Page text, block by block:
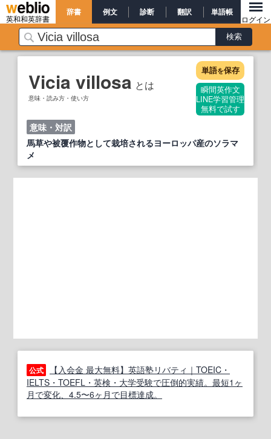
英和和英辞書
辞書 例文 診断 翻訳 単語帳
ログイン
Vicia villosa とは
意味・読み方・使い方
単語を保存
瞬間英作文
LINE学習管理
無料で試す
意味・対訳
馬草や被覆作物として栽培されるヨーロッパ産のソラマ
メ
公式
【入会金 最大無料】英語塾リバティ｜TOEIC・
IELTS・TOEFL・英検・大学受験で圧倒的実績。最短1ヶ
月で変化、4.5〜6ヶ月で目標達成。